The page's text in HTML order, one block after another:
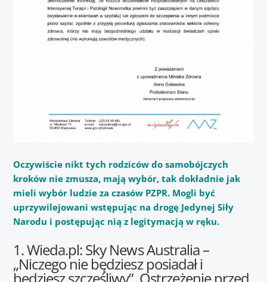
Oczywiście nikt tych rodziców do samobójczych
kroków nie zmusza, mają wybór, tak dokładnie jak
mieli wybór ludzie za czasów PZPR. Mogli być
uprzywilejowani wstępując na drogę Jedynej Siły
Narodu i postępując nią z legitymacją w ręku.
1. Wieda.pl: Sky News Australia –
„Niczego nie będziesz posiadał i
będziesz szczęśliwy”. Ostrzeżenie przed